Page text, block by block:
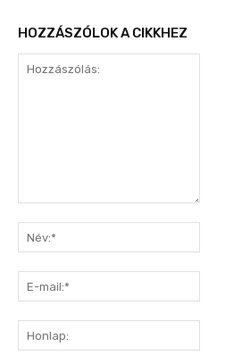
HOZZÁSZÓLOK A CIKKHEZ
mail:*